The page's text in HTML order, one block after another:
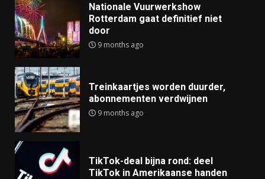
Nationale Vuurwerkshow
Rotterdam gaat definitief niet
door
9 months ago
Treinkaartjes worden duurder,
abonnementen verdwijnen
9 months ago
TikTok-deal bijna rond: deel
TikTok in Amerikaanse handen